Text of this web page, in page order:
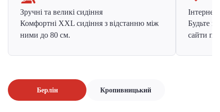
Зручні та великі сидіння
Комфортні XXL сидіння з відстанню між
ними до 80 см.
Інтернет
Будьте
сайти
Берлін Кропивницький